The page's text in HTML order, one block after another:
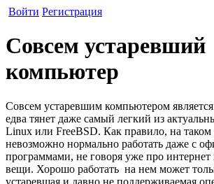
Войти Регистрация
Совсем устаревший
компьютер
Совсем устаревшим компьютером
едва тянет даже самый легкий из
Linux или FreeBSD. Как правило, на
невозможно нормально работать даже с
программами, не говоря уже про
вещи. Хорошо работать на нем может
устаревшая и давно не поддерживаемая